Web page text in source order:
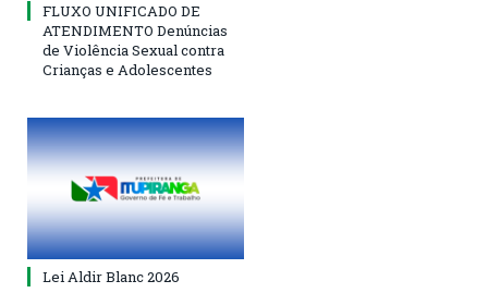
FLUXO UNIFICADO DE
ATENDIMENTO Denúncias
de Violência Sexual contra
Crianças e Adolescentes
Lei Aldir Blanc 2026